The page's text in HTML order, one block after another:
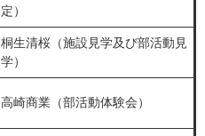
定）
桐生清桜（施設見学及び部活動見
学）
高崎商業（部活動体験会）